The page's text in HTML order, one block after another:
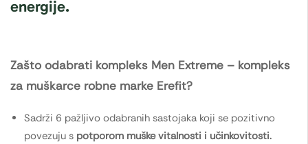
energije.
Zašto odabrati kompleks Men Extreme – kompleks
za muškarce robne marke Erefit?
Sadrži 6 pažljivo odabranih sastojaka koji se pozitivno
povezuju s potporom muške vitalnosti i učinkovitosti.